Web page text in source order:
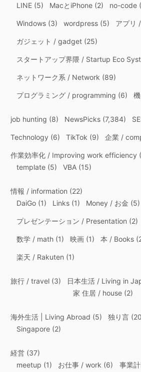
LINE(5) MacとiPhone(2) no-code
Windows(3) wordpress(5) アプリ
ガジェット / gadget(25)
スタートアップ界隈 / Startup Eco
ネットワーク系 / Network (89)
プログラミング / programming (6)
job hunting (8) NewsPicks(7,384)
Technology (6) TikTok (9) 企業 /
作業効率化 / Improving work efficiency
template(5) VBA(15)
情報 / information (22)
DaiGo(1) Links(1) Money / お金 (5)
プレゼンテーション / Presentation (2)
数学 / math(1) 映画(1) 本 / Books
楽天 / Rakuten (1)
旅行 / travel(3) 日本生活 / Living in
家 住居 / house(2)
海外生活 | Living Abroad (5)
Singapore(2)
独り言
経営(37)
meetup (1) お仕事 / work (6)
事業